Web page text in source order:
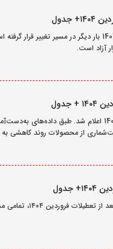
آزاد است.
قیمت محصولات بهمن موتور امروز 20 فروردین 1404
از محصولات روند کاهشی به
قیمت محصولات ایران